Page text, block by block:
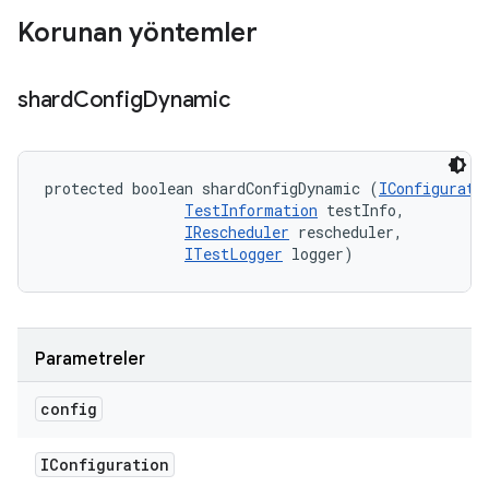
Korunan yöntemler
shardConfigDynamic
protected boolean shardConfigDynamic (
TestInformation testInfo,
IRescheduler rescheduler,
ITestLogger logger)
Parametreler
config
IConfiguration